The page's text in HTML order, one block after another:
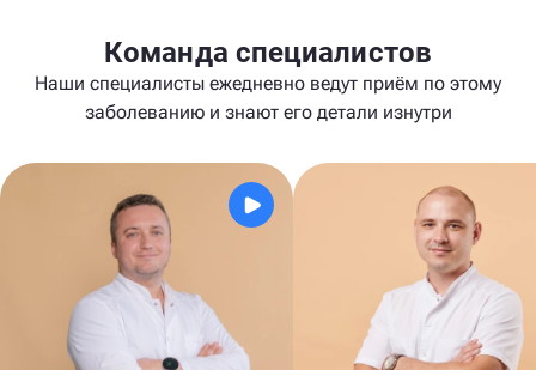
Команда специалистов
Наши специалисты ежедневно ведут приём по этому
заболеванию и знают его детали изнутри